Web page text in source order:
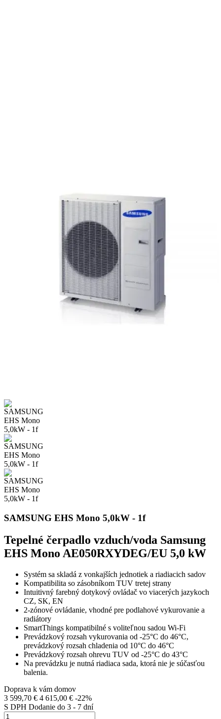
SAMSUNG EHS Mono 5,0kW - 1f
Tepelné čerpadlo vzduch/voda Samsung
EHS Mono AE050RXYDEG/EU 5,0 kW
Systém sa skladá z vonkajších jednotiek a riadiacich sadov
Kompatibilita so zásobníkom TUV tretej strany
Intuitivný farebný dotykový ovládač vo viacerých jazykoch
CZ, SK, EN
2-zónové ovládanie, vhodné pre podlahové vykurovanie a
radiátory
SmartThings kompatibilné s voliteľnou sadou Wi-Fi
Prevádzkový rozsah vykurovania od -25°C do 46°C,
prevádzkový rozsah chladenia od 10°C do 46°C
Prevádzkový rozsah ohrevu TUV od -25°C do 43°C
Na prevádzku je nutná riadiaca sada, ktorá nie je súčasťou
balenia.
Doprava k vám domov
3 599,70 € 4 615,00 € -22%
S DPH Dodanie do 3 - 7 dní